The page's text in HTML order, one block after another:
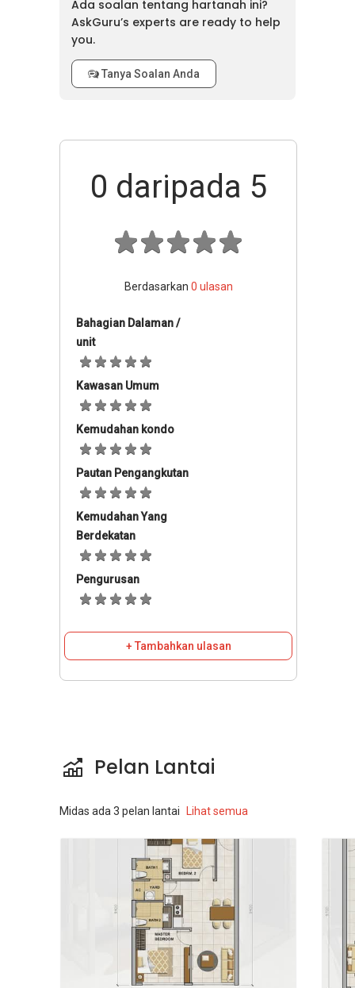
Ada soalan tentang hartanah ini?
AskGuru’s experts are ready to help
you.
Tanya Soalan Anda
0 daripada 5
Berdasarkan 0 ulasan
Bahagian Dalaman /
unit
Kawasan Umum
Kemudahan kondo
Pautan Pengangkutan
Kemudahan Yang
Berdekatan
Pengurusan
+ Tambahkan ulasan
Pelan Lantai
Midas ada 3 pelan lantai Lihat semua